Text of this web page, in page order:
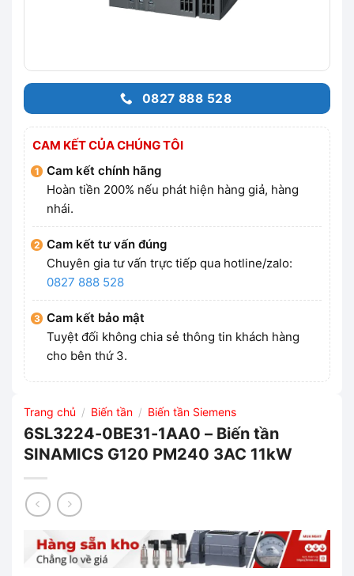
0827 888 528
CAM KẾT CỦA CHÚNG TÔI
Cam kết chính hãng
Hoàn tiền 200% nếu phát hiện hàng giả, hàng
nhái.
Cam kết tư vấn đúng
Chuyên gia tư vấn trực tiếp qua hotline/zalo:
0827 888 528
Cam kết bảo mật
Tuyệt đối không chia sẻ thông tin khách hàng
cho bên thứ 3.
Trang chủ / Biến tần / Biến tần Siemens
6SL3224-0BE31-1AA0 – Biến tần
SINAMICS G120 PM240 3AC 11kW